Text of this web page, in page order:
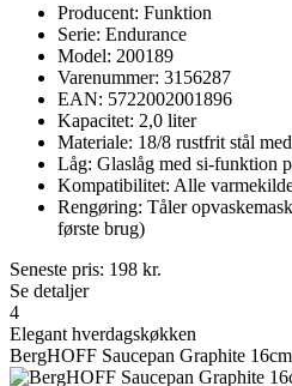
Producent: Funktion
Serie: Endurance
Model: 200189
Varenummer: 3156287
EAN: 5722002001896
Kapacitet: 2,0 liter
Materiale: 18/8 rustfrit stål
Låg: Glaslåg med si-funktion
Kompatibilitet: Alle
Rengøring: Tåler
første brug)
Seneste pris: 198 kr.
Se detaljer
4
Elegant hverdagskøkken
BergHOFF Saucepan Graphite 16cm